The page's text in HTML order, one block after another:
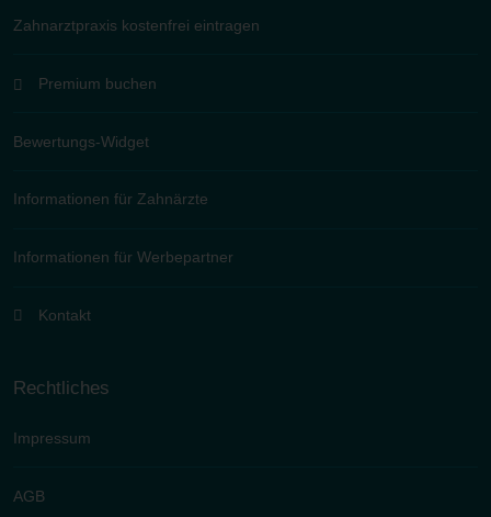
Zahnarztpraxis kostenfrei eintragen
Premium buchen
Bewertungs-Widget
Informationen für Zahnärzte
Informationen für Werbepartner
Kontakt
Rechtliches
Impressum
AGB